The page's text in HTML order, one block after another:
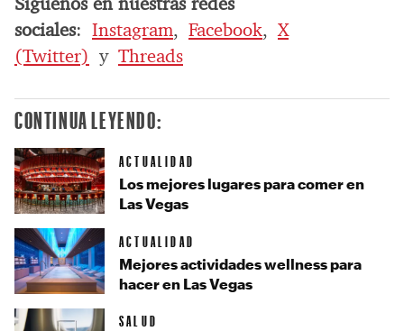
sociales: Instagram, Facebook,X
(Twitter) y Threads
CONTINUA LEYENDO:
ACTUALIDAD
Los mejores lugares para comer en
Las Vegas
ACTUALIDAD
Mejores actividades wellness para
hacer en Las Vegas
SALUD